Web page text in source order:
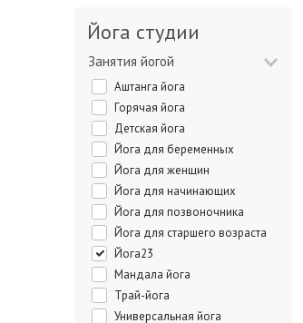
Йога студии
Занятия йогой
Аштанга йога
Горячая йога
Детская йога
Йога для беременных
Йога для женщин
Йога для начинающих
Йога для позвоночника
Йога для старшего возраста
Йога23
Мандала йога
Трай-йога
Универсальная йога